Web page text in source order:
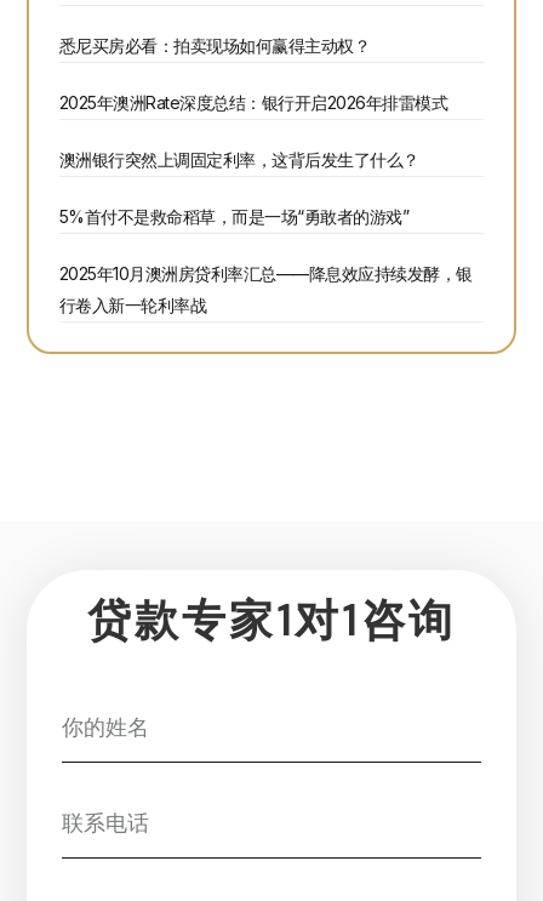
悉尼买房必看：拍卖现场如何赢得主动权？
2025年澳洲Rate深度总结：银行开启2026年排雷模式
澳洲银行突然上调固定利率，这背后发生了什么？
5%首付不是救命稻草，而是一场“勇敢者的游戏”
2025年10月澳洲房贷利率汇总——降息效应持续发酵，银
行卷入新一轮利率战
贷款专家1对1咨询